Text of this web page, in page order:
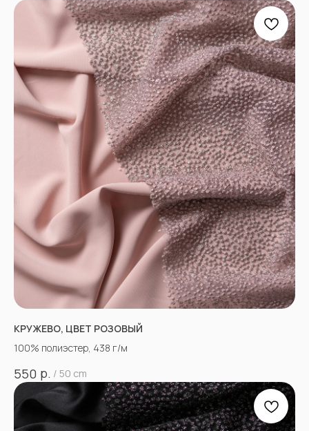
КРУЖЕВО, ЦВЕТ РОЗОВЫЙ
100% полиэстер, 438 г/м
550 р. / 50 cm